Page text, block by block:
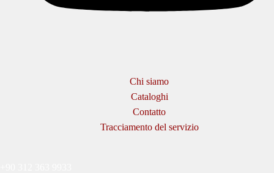
Chi siamo
Cataloghi
Contatto
Tracciamento del servizio